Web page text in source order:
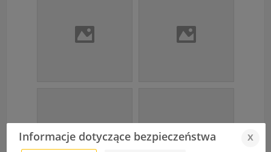
Informacje dotyczące bezpieczeństwa x